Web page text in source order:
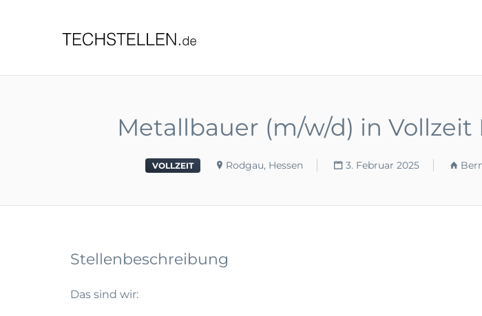
Metallbauer (m/w/d) in Vollzeit
VOLLZEIT Rodgau, Hessen 3. Februar 2025
Stellenbeschreibung
Das sind wir: